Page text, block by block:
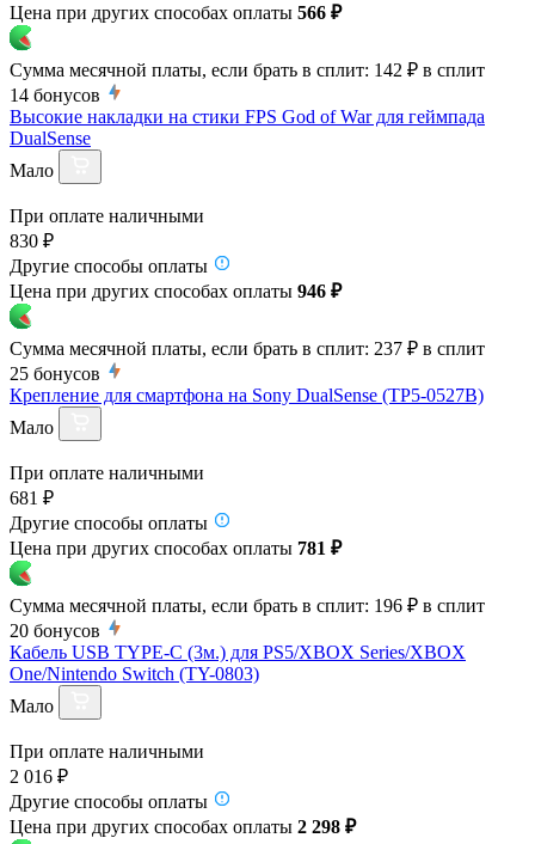
Цена при других способах оплаты 566 ₽
Сумма месячной платы, если брать в сплит: 142 ₽ в сплит
14 бонусов
Высокие накладки на стики FPS God of War для геймпада
DualSense
Мало
При оплате наличными
830 ₽
Другие способы оплаты
Цена при других способах оплаты 946 ₽
Сумма месячной платы, если брать в сплит: 237 ₽ в сплит
25 бонусов
Крепление для смартфона на Sony DualSense (TP5-0527B)
Мало
При оплате наличными
681 ₽
Другие способы оплаты
Цена при других способах оплаты 781 ₽
Сумма месячной платы, если брать в сплит: 196 ₽ в сплит
20 бонусов
Кабель USB TYPE-C (3м.) для PS5/XBOX Series/XBOX
One/Nintendo Switch (TY-0803)
Мало
При оплате наличными
2 016 ₽
Другие способы оплаты
Цена при других способах оплаты 2 298 ₽